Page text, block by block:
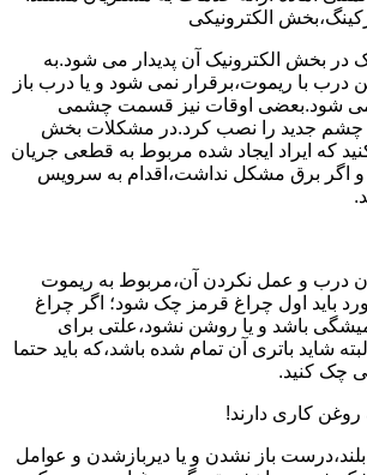
الکترونیکی
بخش الکترونیک آن پدیدار می شود.به
درب با ریموت،برقرار نمی شود و یا درب باز
شود.بعضی اوقات نیز قسمت چشمی
چشم جدید را نصب کرد.در مشکلات بخش
که ایراد ایجاد شده مربوط به قطعی جریان
و اگر برق مشکل نداشت،اقدام به سرویس
درب و عمل نکردن آن،مربوط به ریموت
باید اول چراغ قرمز چک شود؛ اگر چراغ
باشد و یا روشن نشود،علتی برای
شاید باتری آن تمام شده باشد،که باید حتما
چک کنید.
باز نشدن و یا دیربازشدن و عوامل